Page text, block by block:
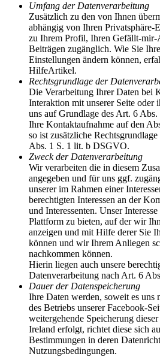
Umfang der Datenverarbeitung
Zusätzlich zu den von Ihnen
abhängig von Ihren Privatsphäre-
zu Ihrem Profil, Ihren Gefällt-mir-
Beiträgen zugänglich. Wie Sie
Einstellungen ändern können,
HilfeArtikel.
Rechtsgrundlage der
Die Verarbeitung Ihrer Daten bei
Interaktion mit unserer Seite oder
uns auf Grundlage des Art. 6
Ihre Kontaktaufnahme auf den
so ist zusätzliche
Abs. 1 S. 1 lit. b DSGVO.
Zweck der Datenverarbeitung
Wir verarbeiten die in diesem
angegeben und für uns ggf.
unserer im Rahmen einer
berechtigten Interessen an der
und Interessenten. Unser
Plattform zu bieten, auf der wir
anzeigen und mit Hilfe derer Sie
können und wir Ihrem Anliegen
nachkommen können.
Hierin liegen auch unsere
Datenverarbeitung nach Art. 6
Dauer der Datenspeicherung
Ihre Daten werden, soweit es
des Betriebs unserer Facebook-
weitergehende Speicherung
Ireland erfolgt, richtet diese sich
Bestimmungen in deren
Nutzungsbedingungen.